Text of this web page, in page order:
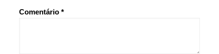
Comentário *